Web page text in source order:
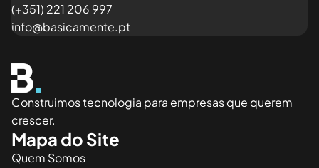
(+351) 221 206 997
info@basicamente.pt
Construimos tecnologia para empresas que querem
crescer.
Mapa do Site
Quem Somos